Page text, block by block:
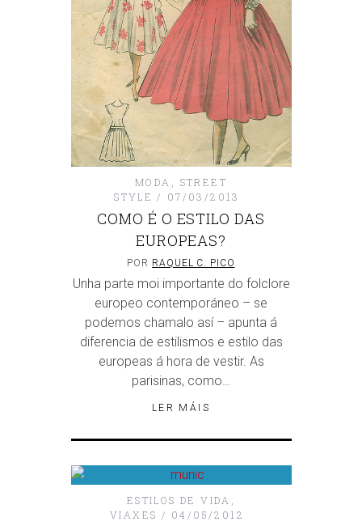
MODA , STREET
STYLE
07/03/2013
COMO É O ESTILO DAS
EUROPEAS?
POR RAQUEL C. PICO
Unha parte moi importante do folclore
europeo contemporáneo – se
podemos chamalo así – apunta á
diferencia de estilismos e estilo das
europeas á hora de vestir. As
parisinas, como…
LER MÁIS
ESTILOS DE VIDA ,
VIAXES
04/05/2012